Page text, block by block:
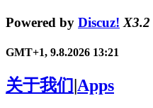
Powered by Discuz! X3.2
GMT+1, 9.8.2026 13:21
关于我们|Apps